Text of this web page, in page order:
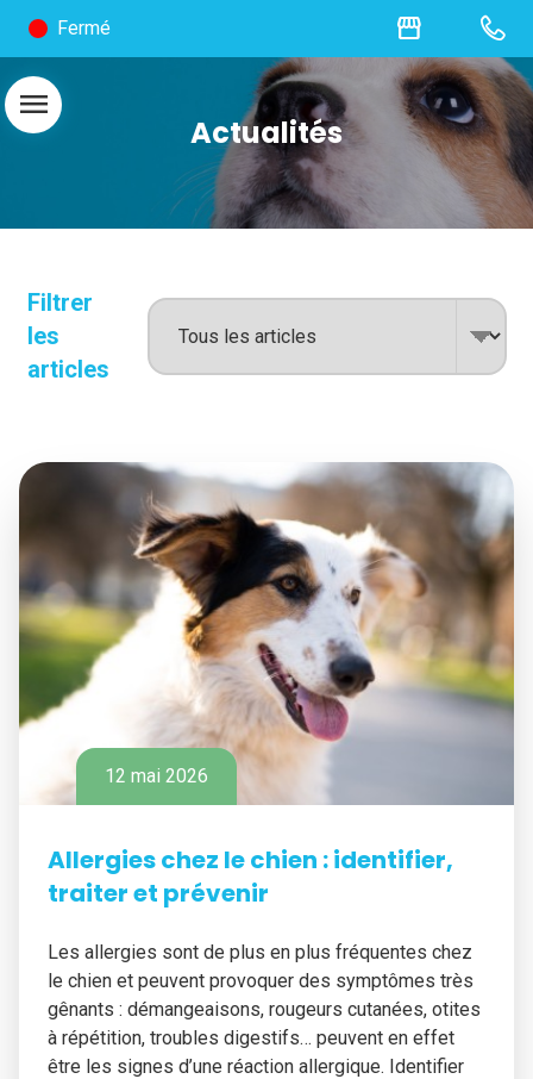
Fermé storefront
menu
Actualités
Filtrer
les
articles
12 mai 2026
Allergies chez le chien : identifier,
traiter et prévenir
Les allergies sont de plus en plus fréquentes chez
le chien et peuvent provoquer des symptômes très
gênants : démangeaisons, rougeurs cutanées, otites
à répétition, troubles digestifs… peuvent en effet
être les signes d’une réaction allergique. Identifier